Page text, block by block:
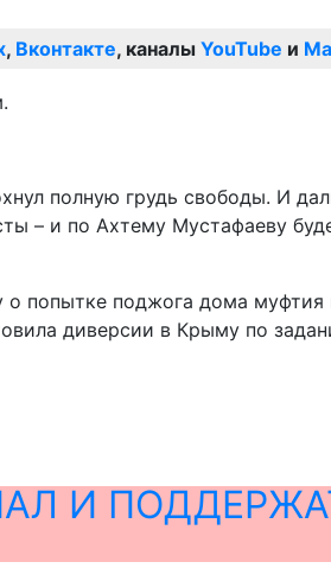
, Вконтакте, каналы YouTube и
полную грудь свободы. И
– и по Ахтему Мустафаеву
попытке поджога дома
диверсии в Крыму по
И